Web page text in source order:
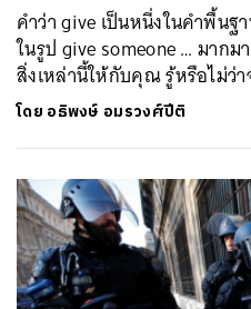
คำว่า give เป็นหนึ่งในคำพื้นฐ
ในรูป give someone … มาก
สิ่งเหล่านี้ให้กับคุณ รู้หรือไม่ว่า
โดย อธิพงษ์ อมรวงศ์ปีติ